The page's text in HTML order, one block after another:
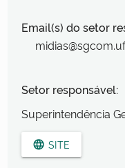
Email(s) do setor
Setor responsável:
Superintendência
language SITE